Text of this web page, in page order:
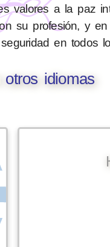
valores a la paz
su profesión, y
en todos
otros idiomas